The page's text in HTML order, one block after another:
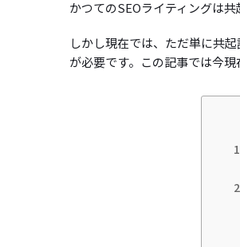
かつてのSEOライティングは
しかし現在では、ただ単に共
が必要です。この記事では今
1
2